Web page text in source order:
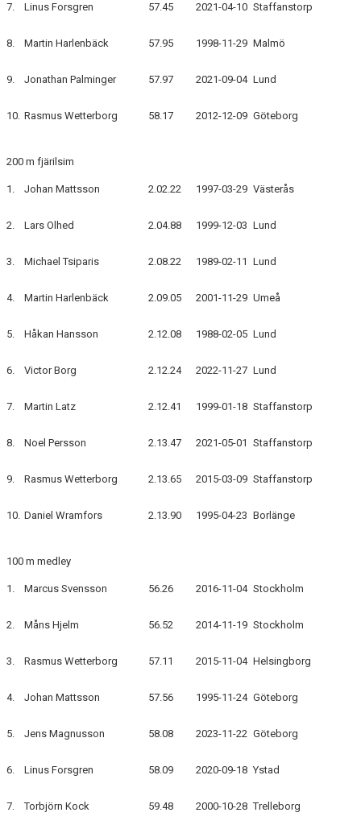
7. Linus Forsgren 57.45 2021-04-10 Staffanstorp
8. Martin Harlenbäck 57.95 1998-11-29 Malmö
9. Jonathan Palminger 57.97 2021-09-04 Lund
10. Rasmus Wetterborg 58.17 2012-12-09 Göteborg
200 m fjärilsim
1. Johan Mattsson 2.02.22 1997-03-29 Västerås
2. Lars Olhed 2.04.88 1999-12-03 Lund
3. Michael Tsiparis 2.08.22 1989-02-11 Lund
4. Martin Harlenbäck 2.09.05 2001-11-29 Umeå
5. Håkan Hansson 2.12.08 1988-02-05 Lund
6. Victor Borg 2.12.24 2022-11-27 Lund
7. Martin Latz 2.12.41 1999-01-18 Staffanstorp
8. Noel Persson 2.13.47 2021-05-01 Staffanstorp
9. Rasmus Wetterborg 2.13.65 2015-03-09 Staffanstorp
10. Daniel Wramfors 2.13.90 1995-04-23 Borlänge
100 m medley
1. Marcus Svensson 56.26 2016-11-04 Stockholm
2. Måns Hjelm 56.52 2014-11-19 Stockholm
3. Rasmus Wetterborg 57.11 2015-11-04 Helsingborg
4. Johan Mattsson 57.56 1995-11-24 Göteborg
5. Jens Magnusson 58.08 2023-11-22 Göteborg
6. Linus Forsgren 58.09 2020-09-18 Ystad
7. Torbjörn Kock 59.48 2000-10-28 Trelleborg